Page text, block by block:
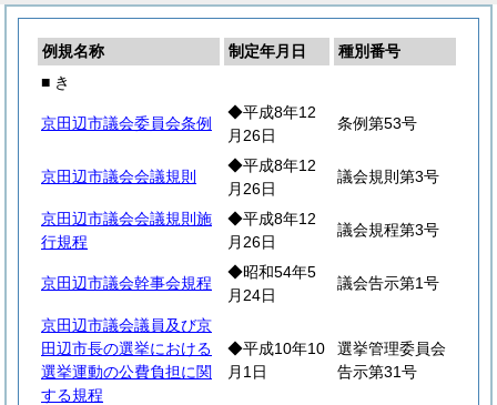
例規名称 制定年月日
種別番号
■ き
京田辺市議会委員会条例
◆平成8年12
月26日
条例第53号
京田辺市議会会議規則
◆平成8年12
月26日
議会規則第3号
京田辺市議会会議規則施
行規程
◆平成8年12
月26日
議会規程第3号
京田辺市議会幹事会規程
◆昭和54年5
月24日
議会告示第1号
京田辺市議会議員及び京
田辺市長の選挙における
選挙運動の公費負担に関
する規程
◆平成10年10
月1日
選挙管理委員会
告示第31号